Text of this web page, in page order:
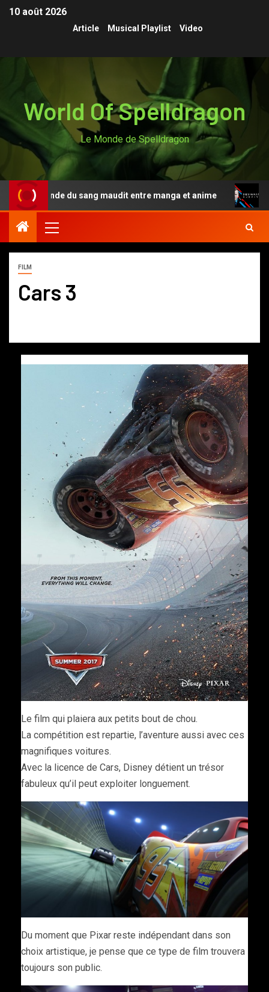
10 août 2026
Article Musical Playlist Video
World Of Spelldragon
Le Monde de Spelldragon
légende du sang maudit entre manga et anime
FILM
Cars 3
Le film qui plaiera aux petits bout de chou.
La compétition est repartie, l’aventure aussi avec ces
magnifiques voitures.
Avec la licence de Cars, Disney détient un trésor
fabuleux qu’il peut exploiter longuement.
Du moment que Pixar reste indépendant dans son
choix artistique, je pense que ce type de film trouvera
toujours son public.